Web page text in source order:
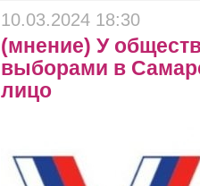
10.03.2024 18:30
(мнение) У
выборами в
лицо